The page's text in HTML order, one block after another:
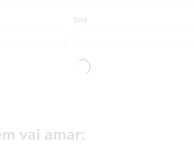
Site
vai amar: